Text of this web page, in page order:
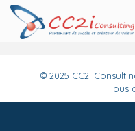
© 2025 CC2i
Tous